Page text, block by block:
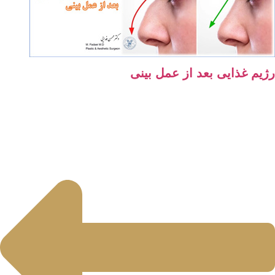
غذایی بعد از عمل بینی